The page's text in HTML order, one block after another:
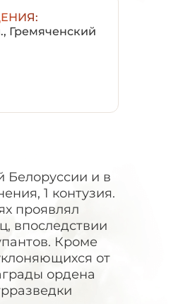
Гремяченский
Белоруссии и в
1 контузия.
проявлял
впоследствии
Кроме
от
ордена